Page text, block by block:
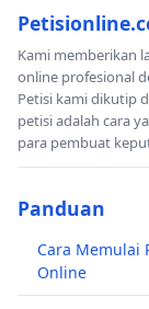
Kami memberikan
online profesional
Petisi kami dikutip
petisi adalah cara
para pembuat
Panduan
Cara Memulai
Online